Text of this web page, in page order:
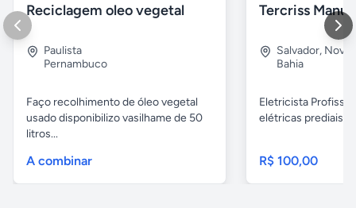
Reciclagem oleo vegetal
Paulista
Pernambuco
Faço recolhimento de óleo vegetal
usado disponibilizo vasilhame de 50
litros...
A combinar
Salvador, Nova
Bahia
Eletricista
elétricas prediais e
R$ 100,00